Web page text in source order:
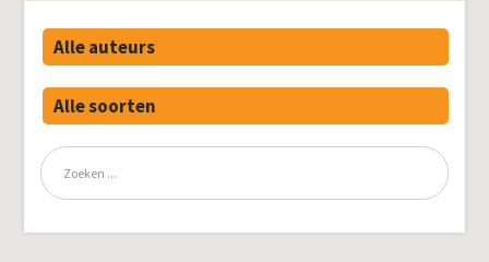
Alle auteurs
Alle soorten